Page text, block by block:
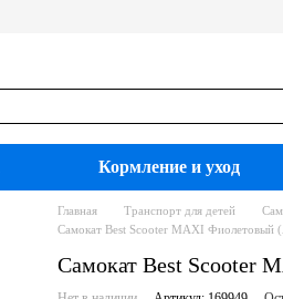
Кормление и уход
Главная Транспорт для детей
Самокат Best Scooter MAXI Фиолетовый
Самокат Best Scooter